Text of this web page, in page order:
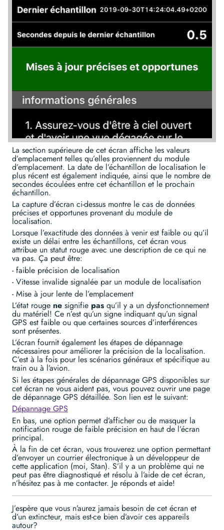
La section supérieure de cet écran affiche les valeurs
d’emplacement telles qu’elles proviennent du module
d’emplacement. La date de l’échantillon de localisation le
plus récent est également indiquée, ainsi que le nombre de
secondes écoulées entre cet échantillon et le prochain
échantillon.
La capture d’écran ci-dessus montre le cas de données
précises et opportunes provenant du module de
localisation.
Lorsque l’exactitude des données à venir est faible ou qu’il
existe un délai entre les échantillons, cet écran vous
attribue un statut rouge avec une description de ce qui ne
va pas. Ça peut être:
- faible précision de localisation
- Vitesse invalide signalée par un module de localisation
- Mise à jour lente de l’emplacement
L’état rouge ne signifie pas qu’il y a un dysfonctionnement
du matériel! Ce n’est qu’un signe indiquant qu’un signal
GPS est faible ou que certaines sources d’interférences
sont présentes.
L’écran fournit également les étapes de dépannage
nécessaires pour améliorer la précision de la localisation.
C’est à la fois pour les scénarios généraux et spécifique au
train ou à l’avion.
Si les étapes générales de dépannage GPS disponibles sur
cet écran ne vous aident pas, vous pouvez ouvrir une page
de dépannage GPS détaillée. Son lien est le suivant:
Dépannage GPS
En bas, une option permet d’afficher ou de masquer la
notification rouge de faible précision en haut de l’écran
principal.
À la fin de cet écran, vous trouverez une option permettant
d’envoyer un courrier électronique à un développeur de
cette application (moi, Stan). S’il y a un problème qui ne
peut pas être diagnostiqué et résolu à l’aide de cet écran,
n’hésitez pas à me contacter. Je réponds et aide!
J’espère que vous n’aurez jamais besoin de cet écran et
d’un extincteur, mais est-ce bien d’avoir ces appareils
autour?